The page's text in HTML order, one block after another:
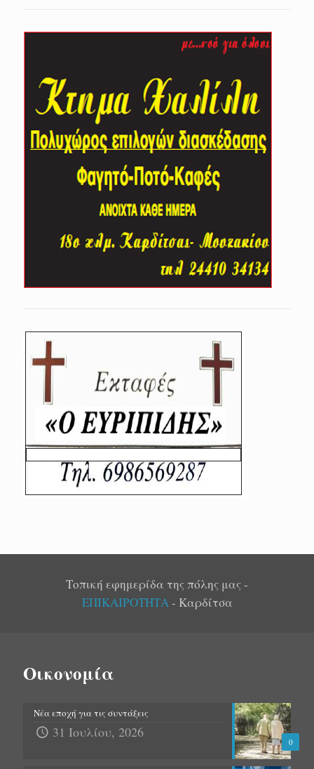
Τοπική εφημερίδα της πόλης μας -
ΕΠΙΚΑΙΡΟΤΗΤΑ- Καρδίτσα
Οικονομία
0
Νέα εποχή για τις συντάξεις
31 Ιουλίου, 2026